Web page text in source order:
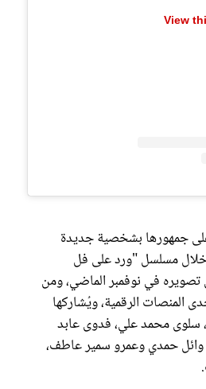
View
جمهورها بشخصية جديدة
خلال مسلسل "ورد على فل
في نوفمبر الماضي، ومن
المنصات الرقمية، ويُشاركها
سلوى محمد علي، فدوى عابد
وائل حمدي وعمرو سمير عاطف،